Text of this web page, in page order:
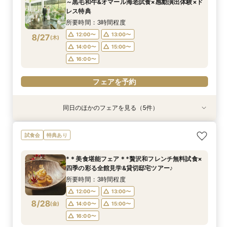
8/24(月)
16:00〜
フェアを予約
8/24(月)
14:00〜
16:00〜
フェアを予約
8/24(月)
14:00〜
16:00〜
フェアを予約
8/24(月)
14:00〜
16:00〜
フェアを予約
8/24(月) 12:00〜
14:00〜
15:00〜
16:00〜
フェアを予約
8/27(木)
～黒毛和牛&オマール海老試食×感動演出体験×ド
レス特典
所要時間：3時間程度
12:00〜
13:00〜
14:00〜
15:00〜
16:00〜
フェアを予約
8/27(木)
【タイパ重視！60分で完結◎】オンラインで会
場案内＆相談会
12:00〜
13:00〜
16:00〜
17:00〜
フェアを予約
特典あり
8/27(木)
【6名～30名の少人数婚】挙式＆会食Newプラ
ン誕生！無料試食付
12:00〜
13:00〜
14:00〜
15:00〜
16:00〜
フェアを予約
特典あり
8/27(木)
1件目がお得★1stステップ相談会＆試食×予算相
談*商品券1万円
12:00〜
13:00〜
14:00〜
15:00〜
16:00〜
フェアを予約
8/27(木)
【2件目以上の方】最短60分！《会場選び&見積
もり》徹底比較相談会
12:00〜
13:00〜
14:00〜
15:00〜
16:00〜
フェアを予約
特典あり
8/27(木)
【和婚をお考えの方へ】挙式会場見学&「和」の
演出体験♪常陸牛と旬のお魚料理の贅沢食べ比べ
希望をじっくり伺い専属プランナーがご提案♪
所要時間：3時間程度
14:00〜
15:00〜
16:00〜
フェアを予約
同日のほかのフェアを見る（5件）
試食会 特典あり
8/28(金)
*＊美食堪能フェア＊*贅沢和フレンチ無料試食×
四季の彩る全館見学&貸切邸宅ツアー♪
所要時間：3時間程度
12:00〜
13:00〜
14:00〜
15:00〜
16:00〜